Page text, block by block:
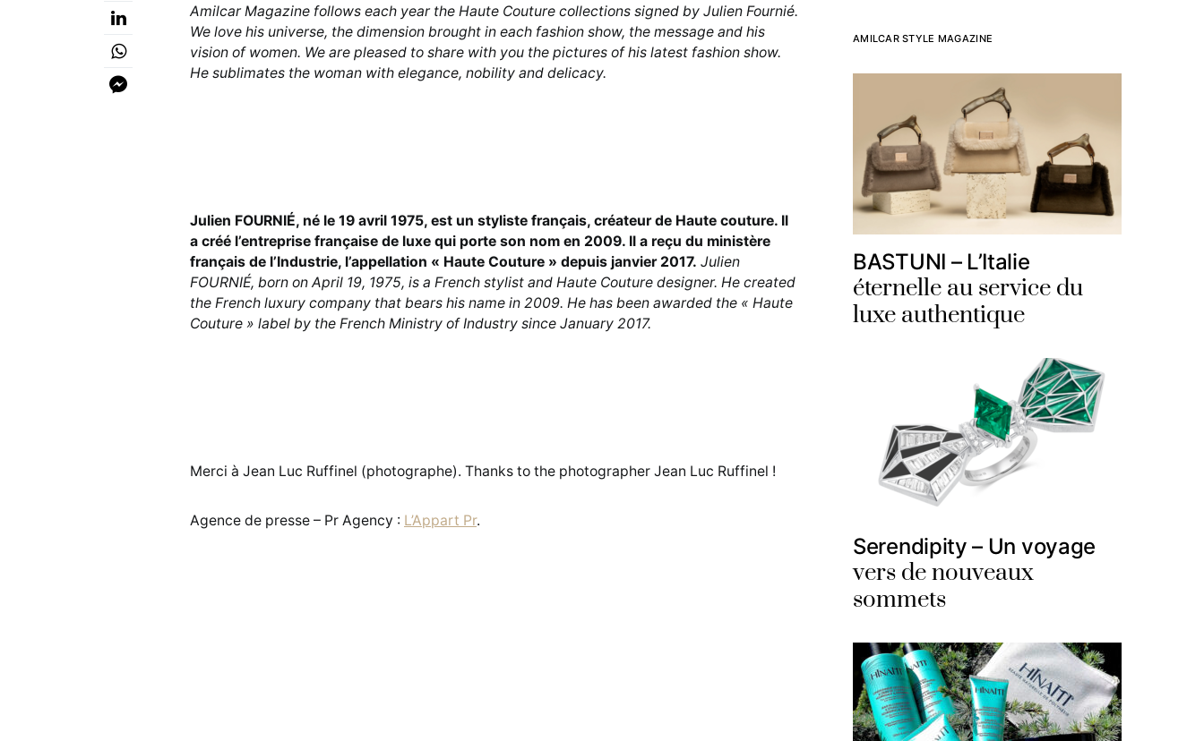
Amilcar Magazine follows each year the Haute Couture collections signed by Julien Fournié.
We love his universe, the dimension brought in each fashion show, the message and his
vision of women. We are pleased to share with you the pictures of his latest fashion show.
He sublimates the woman with elegance, nobility and delicacy.
Julien FOURNIÉ, né le 19 avril 1975, est un styliste français, créateur de Haute couture. Il
a créé l’entreprise française de luxe qui porte son nom en 2009. Il a reçu du ministère
français de l’Industrie, l’appellation « Haute Couture » depuis janvier 2017. Julien
FOURNIÉ, born on April 19, 1975, is a French stylist and Haute Couture designer. He created
the French luxury company that bears his name in 2009. He has been awarded the « Haute
Couture » label by the French Ministry of Industry since January 2017.
Merci à Jean Luc Ruffinel (photographe). Thanks to the photographer Jean Luc Ruffinel !
Agence de presse – Pr Agency : L’Appart Pr.
AMILCAR STYLE MAGAZINE
BASTUNI – L’Italie
éternelle au service du
luxe authentique
Serendipity – Un voyage
vers de nouveaux
sommets